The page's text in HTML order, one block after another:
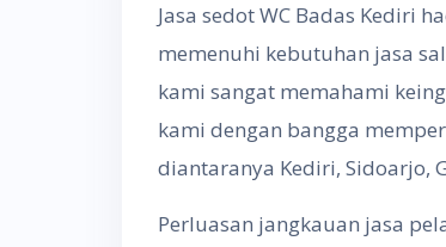
Jasa sedot WC Badas Kediri
memenuhi kebutuhan jasa
kami sangat memahami
kami dengan bangga
diantaranya Kediri, Sidoarjo,
Perluasan jangkauan jasa